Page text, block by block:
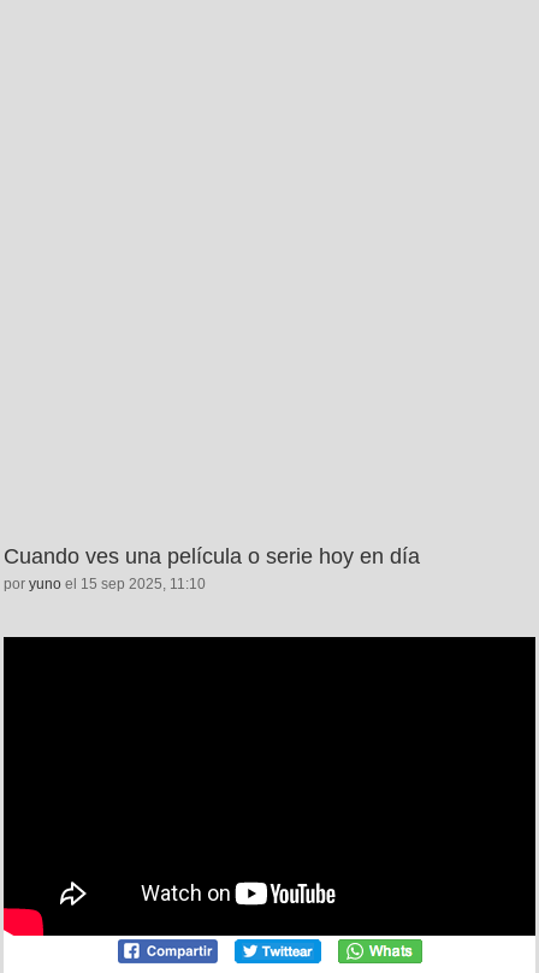
Cuando ves una película o serie hoy en día
por yuno el 15 sep 2025, 11:10